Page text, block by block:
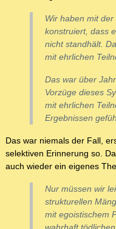
Wir haben mit
konstruiert, dass
nicht standhält.
mit ehrlichen
Das war über
Vorzüge dieses
mit ehrlichen
Ergebnissen
Das war niemals der Fall,
selektiven Erinnerung so.
auch wieder ein eigenes
Nur müssen wir
strukturellen
mit egoistischem